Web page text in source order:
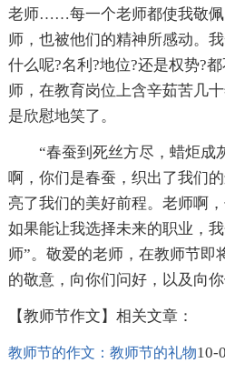
老师……每一个老师都使我敬佩
师，也被他们的精神所感动。
什么呢?名利?地位?还是权势?
师，在教育岗位上含辛茹苦几
是欣慰地笑了。
“春蚕到死丝方尽，蜡炬成
啊，你们是春蚕，织出了我们
亮了我们的美好前程。老师啊
如果能让我选择未来的职业，
师”。敬爱的老师，在教师节即
的敬意，向你们问好，以及向你
【教师节作文】相关文章：
教师节的作文：教师节的礼物10-